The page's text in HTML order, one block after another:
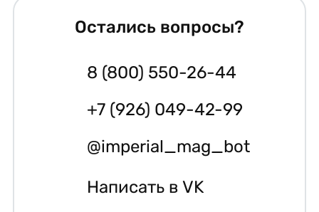
Остались вопросы?
8 (800) 550-26-44
+7 (926) 049-42-99
@imperial_mag_bot
Написать в VK